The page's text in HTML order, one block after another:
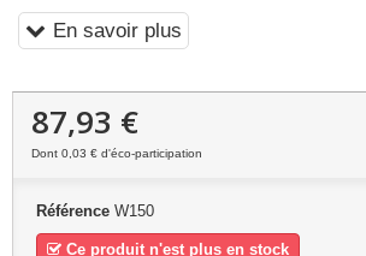
En savoir plus
87,93 €
Dont 0,03 € d'éco-participation
Référence W150
Ce produit n'est plus en stock